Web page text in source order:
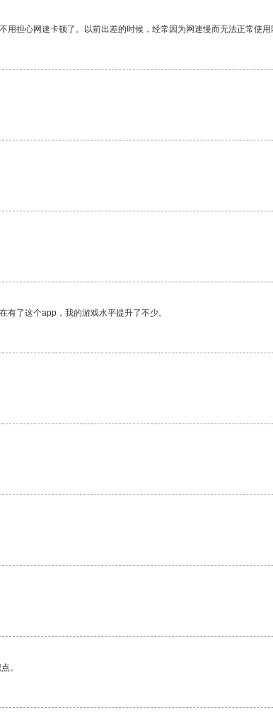
担心网速卡顿了。以前出差的时候，经常因为网速慢而无法正常使
了这个app，我的游戏水平提升了不少。
。